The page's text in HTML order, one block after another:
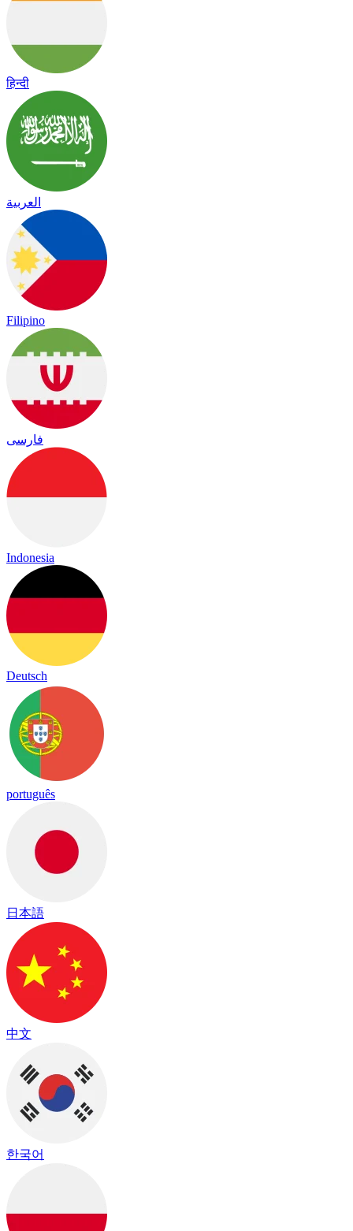
हिन्दी
العربية
Filipino
فارسی
Indonesia
Deutsch
português
日本語
中文
한국어